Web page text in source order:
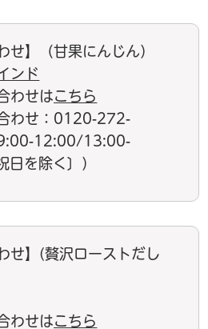
せ】（甘果にんじん）
ンド
わせはこちら
わせ：0120-272-
12:00/13:00-
を除く〕）
せ】(贅沢ローストだし
わせはこちら